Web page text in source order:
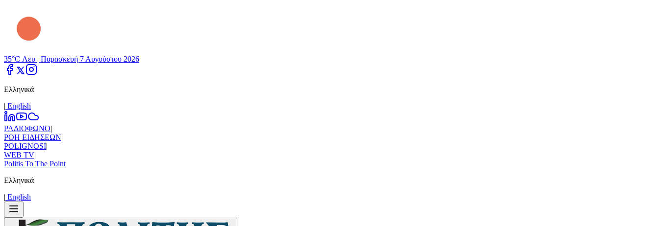
35°C Λευ | Παρασκευή 7 Αυγούστου 2026
Ελληνικά
| Εnglish
ΡΑΔΙΟΦΩΝΟ|
ΡΟΗ ΕΙΔΗΣΕΩΝ|
POLIGNOSI|
WEB TV|
Politis To The Point
Ελληνικά
| Εnglish